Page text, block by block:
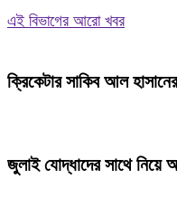
এই বিভাগের আরো খবর
ক্রিকেটার সাকিব আল
জুলাই যোদ্ধাদের সাথে নিয়ে